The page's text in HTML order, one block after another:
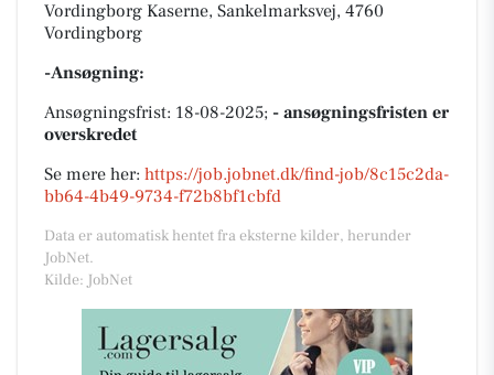
Vordingborg Kaserne, Sankelmarksvej, 4760
Vordingborg
-Ansøgning:
Ansøgningsfrist: 18-08-2025; - ansøgningsfristen er
overskredet
Se mere her: https://job.jobnet.dk/find-job/8c15c2da-
bb64-4b49-9734-f72b8bf1cbfd
Data er automatisk hentet fra eksterne kilder, herunder
JobNet.
Kilde: JobNet